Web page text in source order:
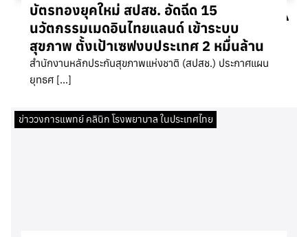
บัตรทองยุคใหม่ สปสช. อัดฉีด 15
นวัตกรรมเมดอินไทยแลนด์ เข้าระบบ
สุขภาพ ตั้งเป้าเซฟงบประเทศ 2 หมื่นล้าน
สำนักงานหลักประกันสุขภาพแห่งชาติ (สปสช.) ประกาศแผน
ยุทธศ […]
ข่าววงการแพทย์ คลินิก โรงพยาบาล ในประเทศไทย